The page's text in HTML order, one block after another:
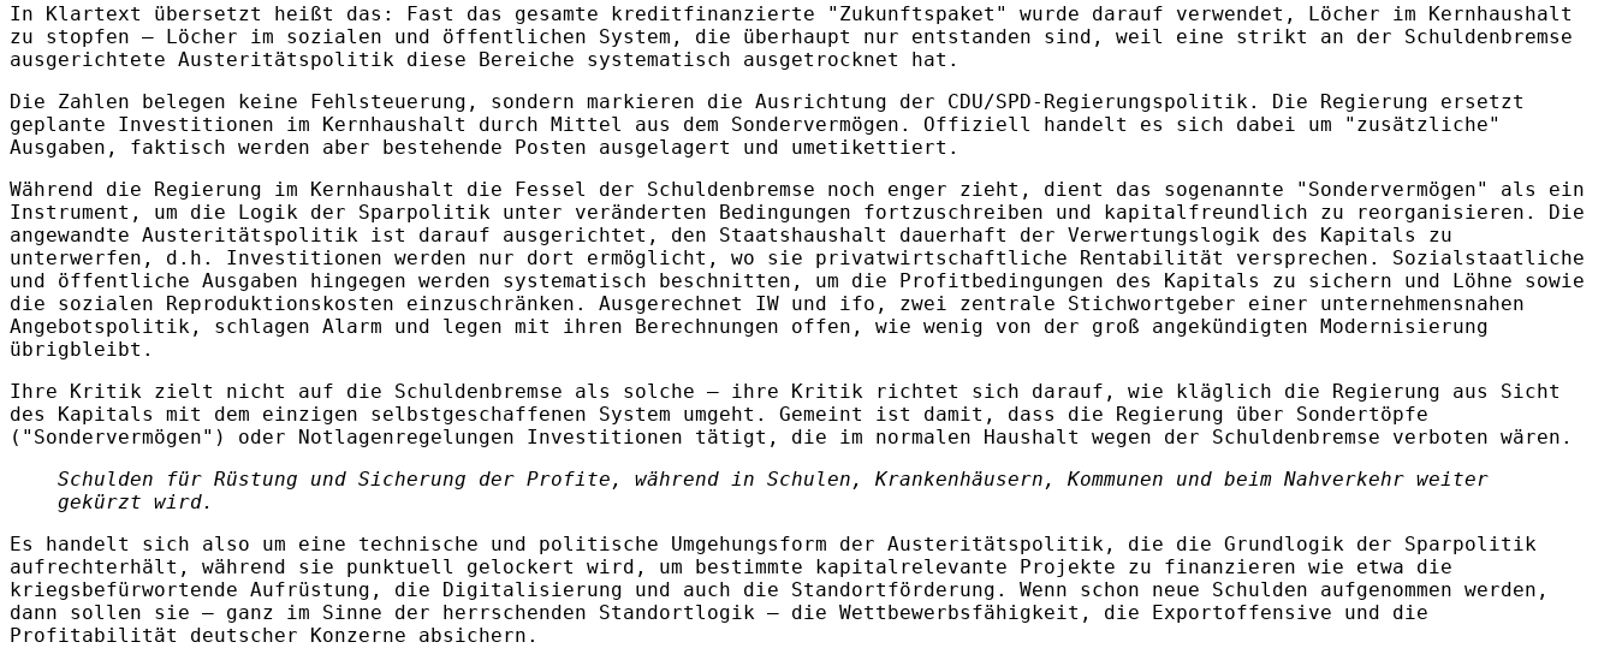
In Klartext übersetzt heißt das: Fast das gesamte kreditfinanzierte "Zukunftspaket" wurde darauf verwendet, Löcher im Kernhaushalt
zu stopfen – Löcher im sozialen und öffentlichen System, die überhaupt nur entstanden sind, weil eine strikt an der Schuldenbremse
ausgerichtete Austeritätspolitik diese Bereiche systematisch ausgetrocknet hat.
Die Zahlen belegen keine Fehlsteuerung, sondern markieren die Ausrichtung der CDU/SPD-Regierungspolitik. Die Regierung ersetzt
geplante Investitionen im Kernhaushalt durch Mittel aus dem Sondervermögen. Offiziell handelt es sich dabei um "zusätzliche"
Ausgaben, faktisch werden aber bestehende Posten ausgelagert und umetikettiert.
Während die Regierung im Kernhaushalt die Fessel der Schuldenbremse noch enger zieht, dient das sogenannte "Sondervermögen" als ein
Instrument, um die Logik der Sparpolitik unter veränderten Bedingungen fortzuschreiben und kapitalfreundlich zu reorganisieren. Die
angewandte Austeritätspolitik ist darauf ausgerichtet, den Staatshaushalt dauerhaft der Verwertungslogik des Kapitals zu
unterwerfen, d.h. Investitionen werden nur dort ermöglicht, wo sie privatwirtschaftliche Rentabilität versprechen. Sozialstaatliche
und öffentliche Ausgaben hingegen werden systematisch beschnitten, um die Profitbedingungen des Kapitals zu sichern und Löhne sowie
die sozialen Reproduktionskosten einzuschränken. Ausgerechnet IW und ifo, zwei zentrale Stichwortgeber einer unternehmensnahen
Angebotspolitik, schlagen Alarm und legen mit ihren Berechnungen offen, wie wenig von der groß angekündigten Modernisierung
übrigbleibt.
Ihre Kritik zielt nicht auf die Schuldenbremse als solche – ihre Kritik richtet sich darauf, wie kläglich die Regierung aus Sicht
des Kapitals mit dem einzigen selbstgeschaffenen System umgeht. Gemeint ist damit, dass die Regierung über Sondertöpfe
("Sondervermögen") oder Notlagenregelungen Investitionen tätigt, die im normalen Haushalt wegen der Schuldenbremse verboten wären.
Schulden für Rüstung und Sicherung der Profite, während in Schulen, Krankenhäusern, Kommunen und beim Nahverkehr weiter
gekürzt wird.
Es handelt sich also um eine technische und politische Umgehungsform der Austeritätspolitik, die die Grundlogik der Sparpolitik
aufrechterhält, während sie punktuell gelockert wird, um bestimmte kapitalrelevante Projekte zu finanzieren wie etwa die
kriegsbefürwortende Aufrüstung, die Digitalisierung und auch die Standortförderung. Wenn schon neue Schulden aufgenommen werden,
dann sollen sie – ganz im Sinne der herrschenden Standortlogik – die Wettbewerbsfähigkeit, die Exportoffensive und die
Profitabilität deutscher Konzerne absichern.